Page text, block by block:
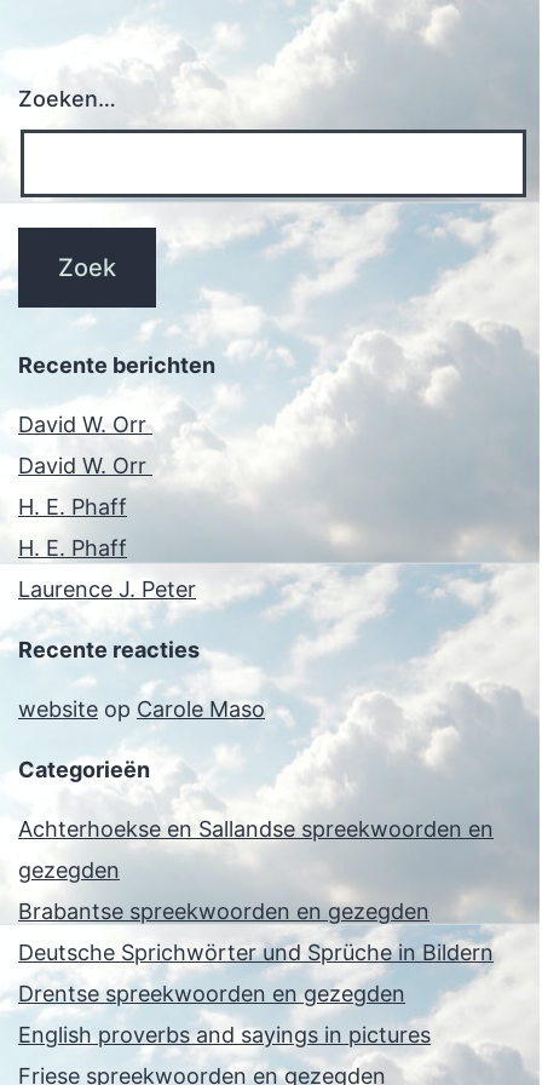
Zoeken…
Recente berichten
David W. Orr
David W. Orr
H. E. Phaff
H. E. Phaff
Laurence J. Peter
Recente reacties
website op Carole Maso
Categorieën
Achterhoekse en Sallandse spreekwoorden en
gezegden
Brabantse spreekwoorden en gezegden
Deutsche Sprichwörter und Sprüche in Bildern
Drentse spreekwoorden en gezegden
English proverbs and sayings in pictures
Friese spreekwoorden en gezegden